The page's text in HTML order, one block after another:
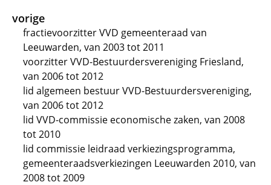
vorige
fractievoorzitter VVD gemeenteraad van
Leeuwarden, van 2003 tot 2011
voorzitter VVD-Bestuurdersvereniging Friesland,
van 2006 tot 2012
lid algemeen bestuur VVD-Bestuurdersvereniging,
van 2006 tot 2012
lid VVD-commissie economische zaken, van 2008
tot 2010
lid commissie leidraad verkiezingsprogramma,
gemeenteraadsverkiezingen Leeuwarden 2010, van
2008 tot 2009